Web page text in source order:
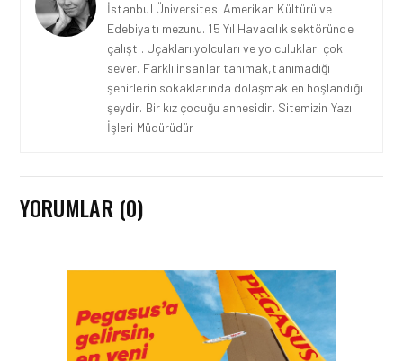
İstanbul Üniversitesi Amerikan Kültürü ve
Edebiyatı mezunu. 15 Yıl Havacılık sektöründe
çalıştı. Uçakları,yolcuları ve yolculukları çok
sever. Farklı insanlar tanımak,tanımadığı
şehirlerin sokaklarında dolaşmak en hoşlandığı
şeydir. Bir kız çocuğu annesidir. Sitemizin Yazı
İşleri Müdürüdür
YORUMLAR (0)
FIRMA HABERLERI • 04 AĞU 2026
TAV
HAVALIMANLARI’NDAN
CAPITAL 500 BAŞARISI!